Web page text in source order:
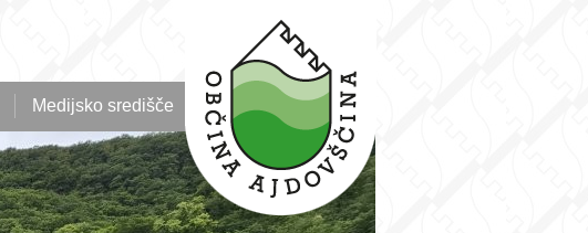
Medijsko središče